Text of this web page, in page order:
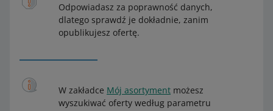
Odpowiadasz za poprawność danych,
dlatego sprawdź je dokładnie, zanim
opublikujesz ofertę.
W zakładce Mój asortyment możesz
wyszukiwać oferty według parametru